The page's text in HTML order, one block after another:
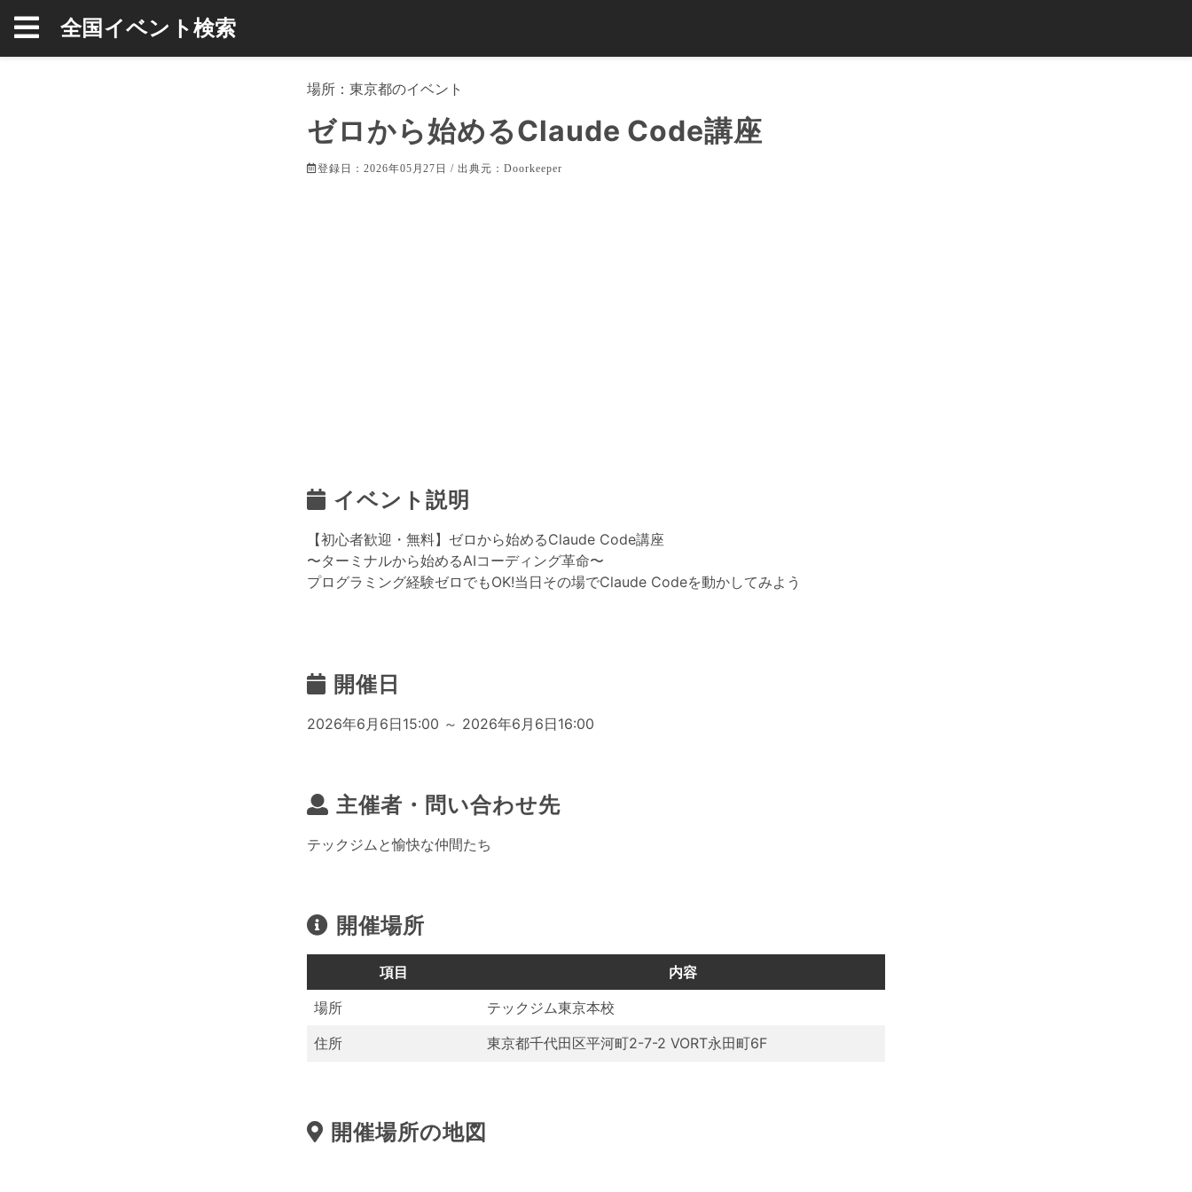
全国イベント検索
場所： 東京都のイベント
ゼロから始めるClaude Code講座
登録日：2026年05月27日 / 出典元：Doorkeeper
イベント説明
【初心者歓迎・無料】ゼロから始めるClaude Code講座
〜ターミナルから始めるAIコーディング革命〜
プログラミング経験ゼロでもOK!当日その場でClaude Codeを動かしてみよう
開催日
2026年6月6日15:00 ～ 2026年6月6日16:00
主催者・問い合わせ先
テックジムと愉快な仲間たち
開催場所
項目
内容
場所
テックジム東京本校
住所
東京都千代田区平河町2-7-2 VORT永田町6F
開催場所の地図